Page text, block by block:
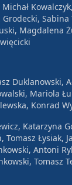
Grodecki,
Magdalena
Duklanowski,
Mariola
Konrad
Katarzyna
Tomasz Łysiak,
Antoni
Tomasz